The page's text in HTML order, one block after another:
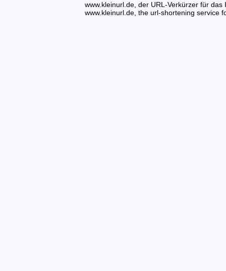
www.kleinurl.de, der URL-Verkürzer für das
www.kleinurl.de, the url-shortening service